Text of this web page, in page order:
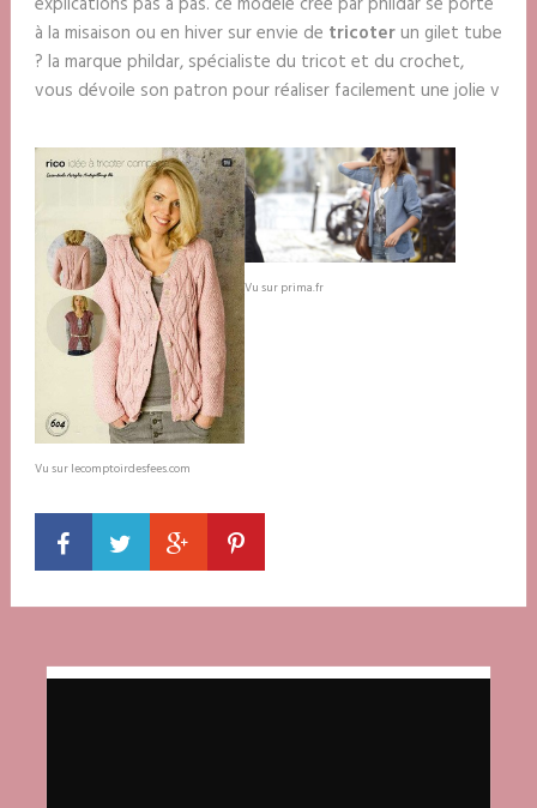
à la misaison ou en hiver sur envie de tricoterun gilet tube
? la marque phildar, spécialiste du tricot et du crochet,
vous dévoile son patron pour réaliser facilement une jolie v
Vu sur lecomptoirdesfees.com
Vu sur prima.fr